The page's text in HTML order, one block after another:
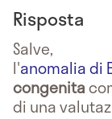
Risposta
Salve,
l'anomalia di
congenita
di una